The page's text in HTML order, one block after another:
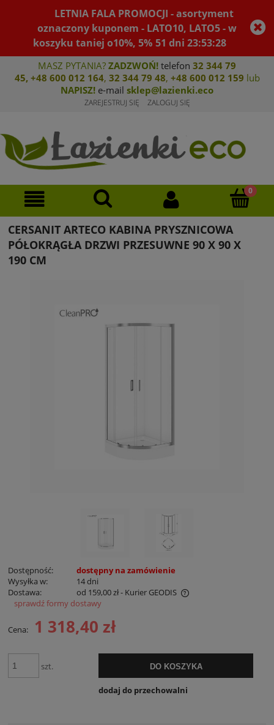
LETNIA FALA PROMOCJI - asortyment
oznaczony kuponem - LATO10, LATO5 - w
koszyku taniej o10%, 5% 51 dni23:53:28
MASZ PYTANIA? ZADZWOŃ! telefon 32 344 79
45, +48 600 012 164, 32 344 79 48, +48 600 012 159 lub
NAPISZ! e-mail sklep@lazienki.eco
ZAREJESTRUJ SIĘ ZALOGUJ SIĘ
CERSANIT ARTECO KABINA PRYSZNICOWA
PÓŁOKRĄGŁA DRZWI PRZESUWNE 90 X 90 X
190 CM
Dostępność:
dostępny na zamówienie
Wysyłka w:
14 dni
Dostawa:
od 159,00 zł- Kurier GEODIS
Cena nie zawiera ewentualnych kosztów płatności
sprawdź formy dostawy
Cena: 1 318,40 zł
szt. DO KOSZYKA
dodaj do przechowalni